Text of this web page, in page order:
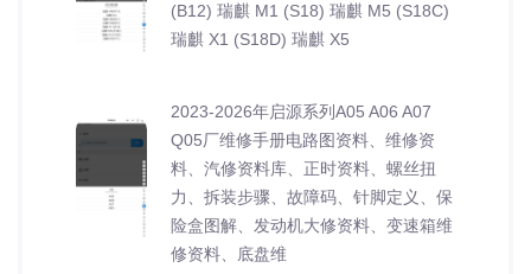
(B12) 瑞麒 M1 (S18) 瑞麒 M5 (S18C)
瑞麒 X1 (S18D) 瑞麒 X5
2023-2026年启源系列A05 A06 A07
Q05厂维修手册电路图资料、维修资
料、汽修资料库、正时资料、螺丝扭
力、拆装步骤、故障码、针脚定义、保
险盒图解、发动机大修资料、变速箱维
修资料、底盘维